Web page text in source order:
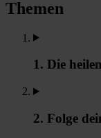
Themen
1. Die
2. Folge